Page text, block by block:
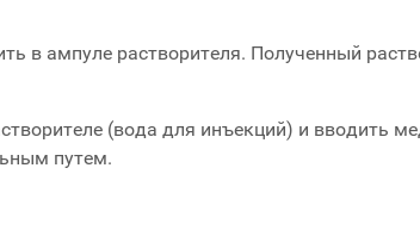
в ампуле растворителя. Полученный
(вода для инъекций) и вводить
путем.